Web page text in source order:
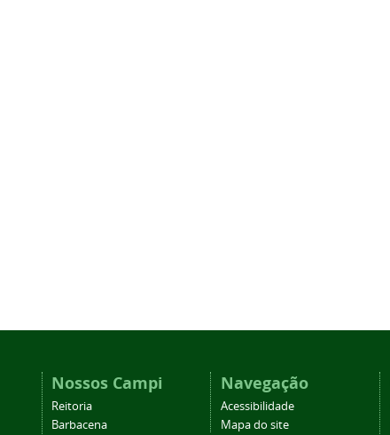
Nossos Campi
Reitoria
Barbacena
Navegação
Acessibilidade
Mapa do site